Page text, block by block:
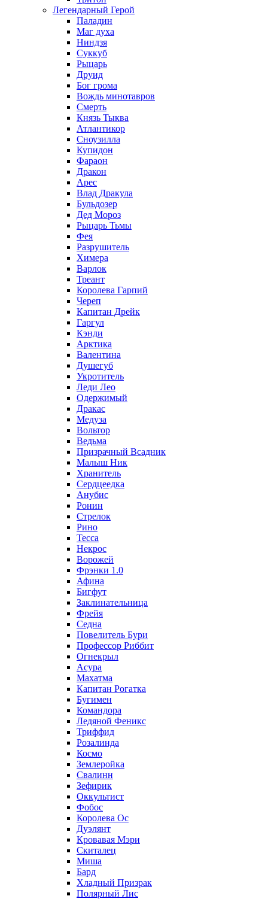
Легендарный Герой
Паладин
Маг духа
Ниндзя
Суккуб
Рыцарь
Друид
Бог грома
Вождь минотавров
Смерть
Князь Тыква
Атлантикор
Сноузилла
Купидон
Фараон
Дракон
Арес
Влад Дракула
Бульдозер
Дед Мороз
Рыцарь Тьмы
Фея
Разрушитель
Химера
Варлок
Треант
Королева Гарпий
Череп
Капитан Дрейк
Гаргул
Кэнди
Арктика
Валентина
Душегуб
Укротитель
Леди Лео
Одержимый
Дракас
Медуза
Вольтор
Ведьма
Призрачный Всадник
Малыш Ник
Хранитель
Сердцеедка
Анубис
Ронин
Стрелок
Рино
Тесса
Некрос
Ворожей
Фрэнки 1.0
Афина
Бигфут
Заклинательница
Фрейя
Седна
Повелитель Бури
Профеcсор Риббит
Огнекрыл
Асура
Махатма
Капитан Рогатка
Бугимен
Командора
Ледяной Феникс
Триффид
Розалинда
Космо
Землеройка
Свалинн
Зефирик
Оккультист
Фобос
Королева Ос
Дуэлянт
Кровавая Мэри
Скиталец
Миша
Бард
Хладный Призрак
Полярный Лис